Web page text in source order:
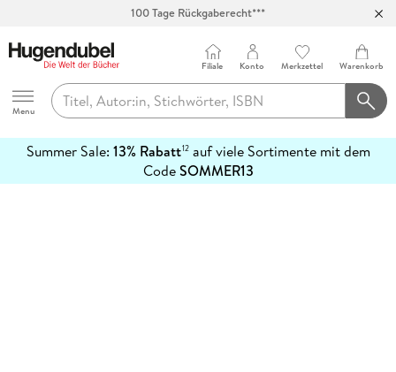
100 Tage Rückgaberecht***
Hugendubel
Menu
Filiale Konto Merkzettel Warenkorb
Summer Sale: 13% Rabatt12auf viele Sortimente mit dem
CodeSOMMER13
erfahren